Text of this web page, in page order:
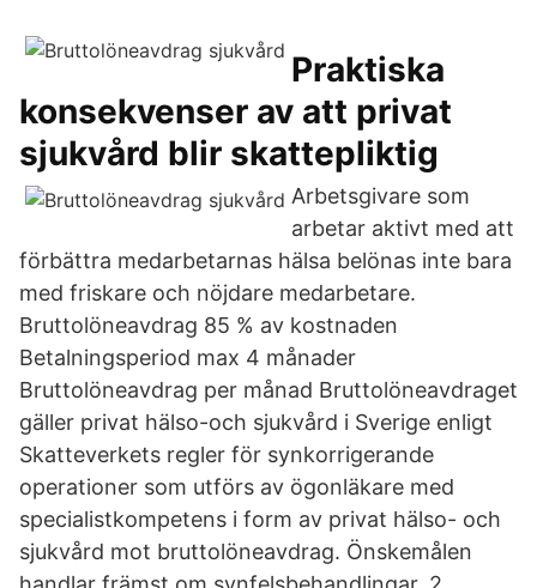
Praktiska
konsekvenser av att privat
sjukvård blir skattepliktig
Arbetsgivare som
arbetar aktivt med att
förbättra medarbetarnas hälsa belönas inte bara
med friskare och nöjdare medarbetare.
Bruttolöneavdrag 85 % av kostnaden
Betalningsperiod max 4 månader
Bruttolöneavdrag per månad Bruttolöneavdraget
gäller privat hälso-och sjukvård i Sverige enligt
Skatteverkets regler för synkorrigerande
operationer som utförs av ögonläkare med
specialistkompetens i form av privat hälso- och
sjukvård mot bruttolöneavdrag. Önskemålen